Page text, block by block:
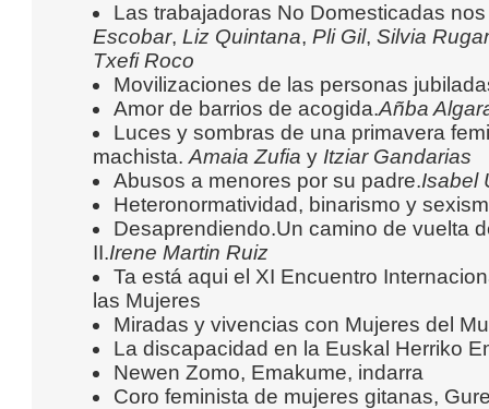
Las trabajadoras No Domesticadas
Escobar,Liz Quintana,Pli Gil,Silvia
Txefi Roco
Movilizaciones de las personas
Amor de barrios de acogida.Añba
Luces y sombras de una primavera
machista.Amaia Zufia y Itziar Gandarias
Abusos a menores por su padre.Isabel
Heteronormatividad, binarismo y
Desaprendiendo.Un camino de vuelta
II.Irene Martin Ruiz
Ta está aqui el XI Encuentro
las Mujeres
Miradas y vivencias con Mujeres del
La discapacidad en la Euskal Herriko
Newen Zomo, Emakume, indarra
Coro feminista de mujeres gitanas,